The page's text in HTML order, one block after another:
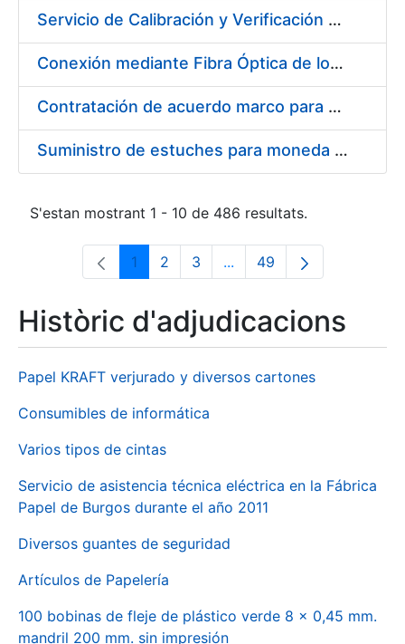
Servicio de Calibración y Verificación Externa de los Equipos de Medición del Servicio de Prevención de la FNMT-RCM
Conexión mediante Fibra Óptica de los Centros de Proceso de Datos (CPDs) de las sedes de la FNMT-RCM de Burgos y Madrid
Contratación de acuerdo marco para el Suministro de Material de Electricidad para la Fábrica Nacional de Moneda y Timbre-Real Casa de la Moneda en su centro de trabajo de Burgos
Suministro de estuches para moneda de 30 €
S'estan mostrant 1 - 10 de 486 resultats.
Pàgina
1 Pàgina
2 Pàgina
3 ...Pàgines intermèdies
Pàgina
49
Històric d'adjudicacions
Papel KRAFT verjurado y diversos cartones
Consumibles de informática
Varios tipos de cintas
Servicio de asistencia técnica eléctrica en la Fábrica
Papel de Burgos durante el año 2011
Diversos guantes de seguridad
Artículos de Papelería
100 bobinas de fleje de plástico verde 8 x 0,45 mm.
mandril 200 mm. sin impresión